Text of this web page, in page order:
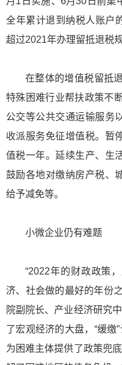
全年累计退到纳税人账户
超过2021年办理留抵退税
在整体的增值税留抵
特殊困难行业帮扶政策不
公交等公共交通运输服务
收派服务免征增值税。暂
值税一年。延续生产、生
鼓励各地对缴纳房产税、
给予减免等。
小微企业仍有难题
“2022年的财政政策
济、社会做的最好的年份
院副院长、产业经济研究
了宏观经济的大盘，“缓缴
为困难主体提供了政策兜